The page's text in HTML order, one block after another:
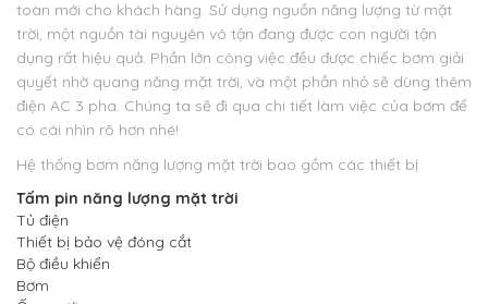
toàn mới cho khách hàng. Sử dụng nguồn năng lượng từ mặt
trời, một nguồn tài nguyên vô tận đang được con người tận
dụng rất hiệu quả. Phần lớn công việc đều được chiếc bơm giải
quyết nhờ quang năng mặt trời, và một phần nhỏ sẽ dùng thêm
điện AC 3 pha. Chúng ta sẽ đi qua chi tiết làm việc của bơm để
có cái nhìn rõ hơn nhé!
Hệ thống bơm năng lượng mặt trời bao gồm các thiết bị:
Tấm pin năng lượng mặt trời
Tủ điện
Thiết bị bảo vệ đóng cắt
Bộ điều khiển
Bơm